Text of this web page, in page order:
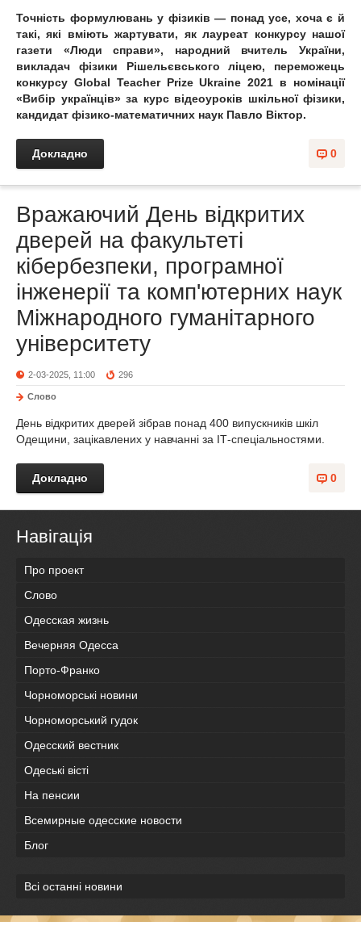
Точність формулювань у фізиків — понад усе, хоча є й
такі, які вміють жартувати, як лауреат конкурсу нашої
газети «Люди справи», народний вчитель України,
викладач фізики Рішельєвського ліцею, переможець
конкурсу Global Teacher Prize Ukraine 2021 в номінації
«Вибір українців» за курс відеоуроків шкільної фізики,
кандидат фізико-математичних наук Павло Віктор.
0
Докладно
Вражаючий День відкритих
дверей на факультеті
кібербезпеки, програмної
інженерії та комп'ютерних наук
Міжнародного гуманітарного
університету
2-03-2025, 11:00 296
Слово
День відкритих дверей зібрав понад 400 випускників шкіл
Одещини, зацікавлених у навчанні за ІТ-спеціальностями.
0
Докладно
Навігація
Про проект
Слово
Одесская жизнь
Вечерняя Одесса
Порто-Франко
Чорноморські новини
Чорноморський гудок
Одесский вестник
Одеськi вiстi
На пенсии
Всемирные одесские новости
Блог
Всі останні новини